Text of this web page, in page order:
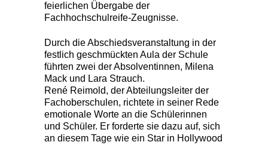
feierlichen Übergabe der
Fachhochschulreife-Zeugnisse.
Durch die Abschiedsveranstaltung in der
festlich geschmückten Aula der Schule
führten zwei der Absolventinnen, Milena
Mack und Lara Strauch.
René Reimold, der Abteilungsleiter der
Fachoberschulen, richtete in seiner Rede
emotionale Worte an die Schülerinnen
und Schüler. Er forderte sie dazu auf, sich
an diesem Tage wie ein Star in Hollywood